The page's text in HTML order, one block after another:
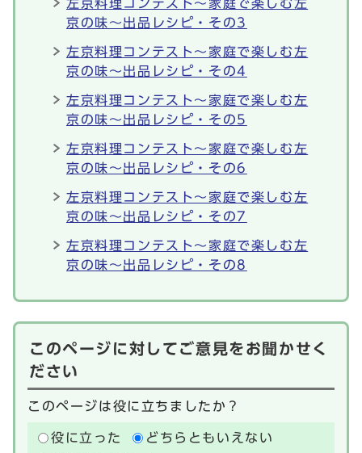
左京料理コンテスト～家庭で楽しむ左
京の味～出品レシピ・その3
左京料理コンテスト～家庭で楽しむ左
京の味～出品レシピ・その4
左京料理コンテスト～家庭で楽しむ左
京の味～出品レシピ・その5
左京料理コンテスト～家庭で楽しむ左
京の味～出品レシピ・その6
左京料理コンテスト～家庭で楽しむ左
京の味～出品レシピ・その7
左京料理コンテスト～家庭で楽しむ左
京の味～出品レシピ・その8
このページに対してご意見をお聞かせく
ださい
このページは役に立ちましたか？
役に立った
どちらともいえない